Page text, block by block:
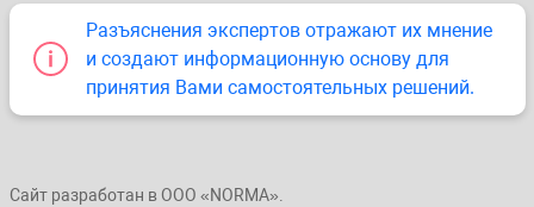
Разъяснения экспертов отражают их мнение
и создают информационную основу для
принятия Вами самостоятельных решений.
Сайт разработан в ООО «NORMA».